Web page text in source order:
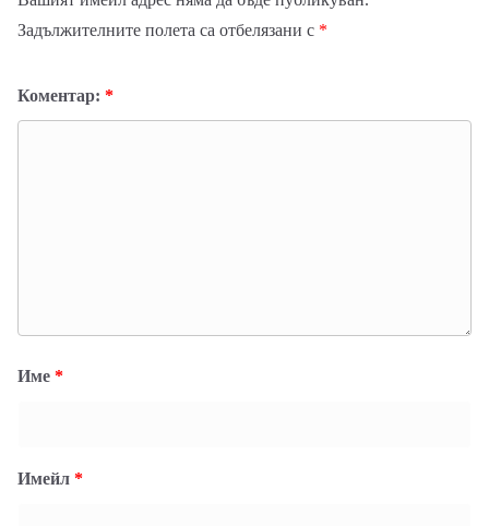
Задължителните полета са отбелязани с *
Коментар: *
Име *
Имейл *